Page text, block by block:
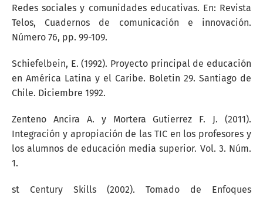
Redes sociales y comunidades educativas. En: Revista
Telos, Cuadernos de comunicación e innovación.
Número 76, pp. 99-109.
Schiefelbein, E. (1992). Proyecto principal de educación
en América Latina y el Caribe. Boletin 29. Santiago de
Chile. Diciembre 1992.
Zenteno Ancira A. y Mortera Gutierrez F. J. (2011).
Integración y apropiación de las TIC en los profesores y
los alumnos de educación media superior. Vol. 3. Núm.
1.
st Century Skills (2002). Tomado de Enfoques